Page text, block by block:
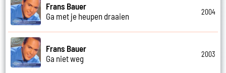
Frans Bauer
Ga met je heupen draaien
2004
Frans Bauer
Ga niet weg
2003